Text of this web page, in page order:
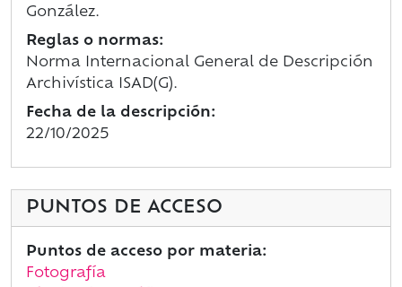
González.
Reglas o normas:
Norma Internacional General de Descripción
Archivística ISAD(G).
Fecha de la descripción:
22/10/2025
PUNTOS DE ACCESO
Puntos de acceso por materia:
Fotografía